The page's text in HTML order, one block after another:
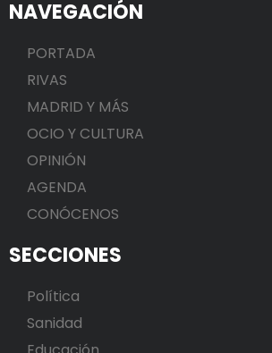
NAVEGACIÓN
PORTADA
RIVAS
MADRID Y MÁS
OCIO Y CULTURA
OPINIÓN
AGENDA
CONÓCENOS
SECCIONES
Política
Sanidad